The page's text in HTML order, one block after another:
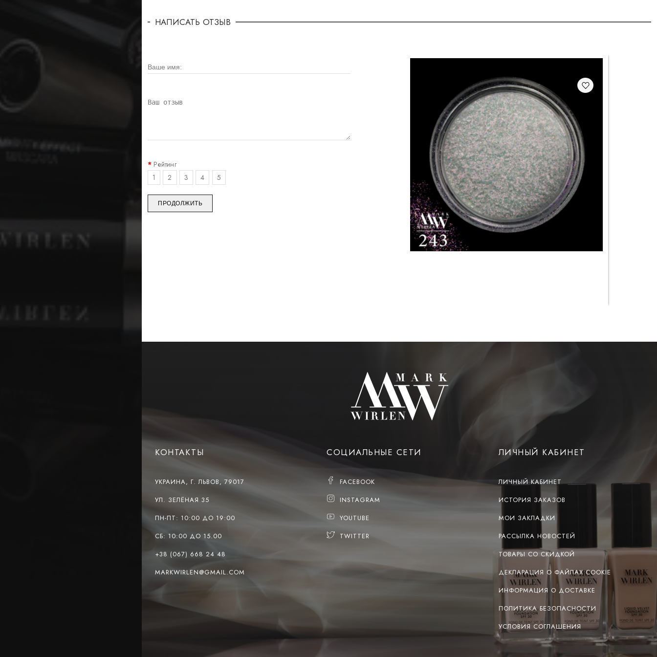
НАПИСАТЬ ОТЗЫВ
Рейтинг
1
2 3 4 5
ПРОДОЛЖИТЬ
КОНТАКТЫ
УКРАИНА, Г. ЛЬВОВ, 79017
УЛ. ЗЕЛЁНАЯ 35
ПН-ПТ: 10:00 ДО 19:00
СБ: 10:00 ДО 15.00
+38 (067) 668 24 48
MARKWIRLEN@GMAIL.COM
СОЦИАЛЬНЫЕ СЕТИ
FACEBOOK
INSTAGRAM
YOUTUBE
TWITTER
ЛИЧНЫЙ КАБИНЕТ
ЛИЧНЫЙ КАБИНЕТ
ИСТОРИЯ ЗАКАЗОВ
МОИ ЗАКЛАДКИ
РАССЫЛКА НОВОСТЕЙ
ТОВАРЫ СО СКИДКОЙ
ДЕКЛАРАЦИЯ О ФАЙЛАХ COOKIE
ИНФОРМАЦИЯ О ДОСТАВКЕ
ПОЛИТИКА БЕЗОПАСНОСТИ
УСЛОВИЯ СОГЛАШЕНИЯ